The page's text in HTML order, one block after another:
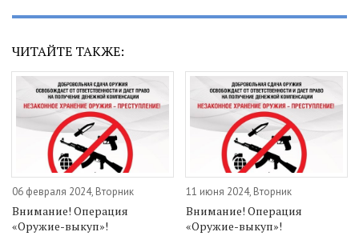
ЧИТАЙТЕ ТАКЖЕ:
06 февраля 2024, Вторник
Внимание! Операция
«Оружие-выкуп»!
11 июня 2024, Вторник
Внимание! Операция
«Оружие-выкуп»!